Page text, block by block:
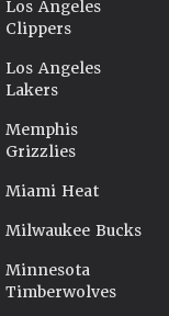
Los Angeles
Clippers
Los Angeles
Lakers
Memphis
Grizzlies
Miami Heat
Milwaukee Bucks
Minnesota
Timberwolves